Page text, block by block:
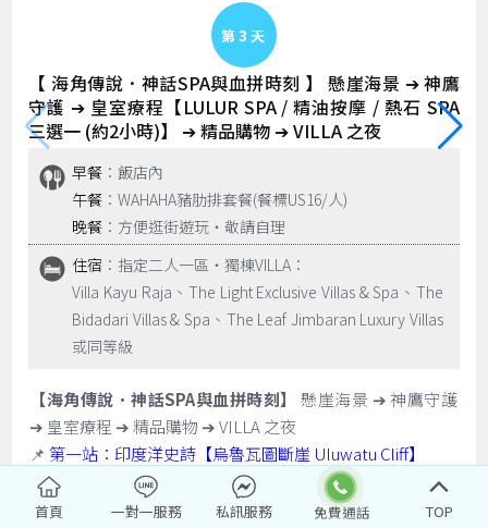
Day 3
【 海角傳說．神話SPA與血拼時刻 】 懸崖海景 ➔ 神鷹
守護 ➔ 皇室療程【LULUR SPA / 精油按摩 / 熱石 SPA
三選一 (約2小時)】 ➔ 精品購物 ➔ VILLA 之夜
早餐 ：飯店內
午餐 ：WAHAHA豬肋排套餐(餐標US16/人)
晚餐 ：方便逛街遊玩‧敬請自理
住宿 ：指定二人一區‧獨棟VILLA：
Villa Kayu Raja、The Light Exclusive Villas & Spa、The
Bidadari Villas & Spa、The Leaf Jimbaran Luxury Villas
或同等級
【海角傳說．神話SPA與血拼時刻】
懸崖海景 ➔ 神鷹守護
➔ 皇室療程 ➔ 精品購物 ➔ VILLA 之夜
📌 第一站：印度洋史詩【烏魯瓦圖斷崖 Uluwatu Cliff】
📍 絕佳視角：站在斷崖之巔，俯瞰浩瀚無邊的印度洋。斷
崖上是觀海的絕佳位置，典型的峇里島精緻建築與朝向大海
首頁 一對一服務 私訊服務 TOP